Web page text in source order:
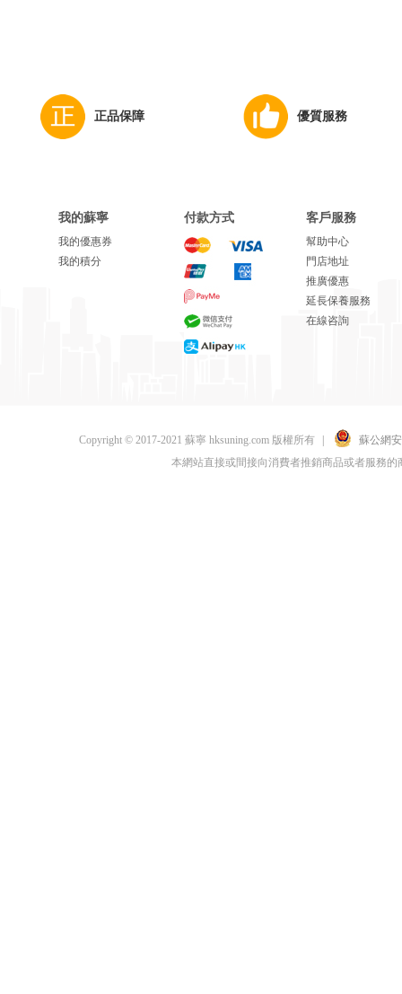
正品保障 優質服務
我的蘇寧
我的優惠券
我的積分
付款方式 客戶服務
幫助中心
門店地址
推廣優惠
延長保養服務
在線咨詢
Copyright © 2017-2021 蘇寧 hksuning.com 版權所有
蘇公網
本網站直接或間接向消費者推銷商品或者服務